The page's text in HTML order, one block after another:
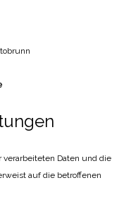
verarbeiteten Daten und die
auf die betroffenen